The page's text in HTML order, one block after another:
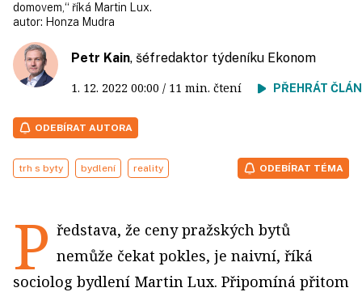
domovem,“ říká Martin Lux.
autor: Honza Mudra
Petr Kain, šéfredaktor týdeníku Ekonom
1. 12. 2022 00:00 / 11 min. čtení PŘEHRÁT
ODEBÍRAT AUTORA
trh s byty bydlení reality ODEBÍRAT TÉMA
P ředstava, že ceny pražských bytů
nemůže čekat pokles, je naivní, říká
sociolog bydlení Martin Lux. Připomíná přitom